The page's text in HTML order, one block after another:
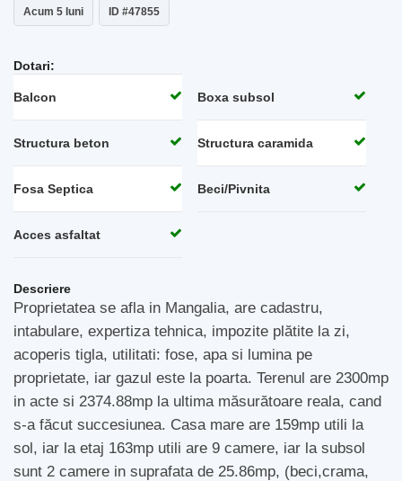
Acum 5 luni ID #47855
Dotari:
Balcon Boxa subsol
Structura beton Structura caramida
Fosa Septica Beci/Pivnita
Acces asfaltat
Descriere
Proprietatea se afla in Mangalia, are cadastru,
intabulare, expertiza tehnica, impozite plătite la zi,
acoperis tigla, utilitati: fose, apa si lumina pe
proprietate, iar gazul este la poarta. Terenul are 2300mp
in acte si 2374.88mp la ultima măsurătoare reala, cand
s-a făcut succesiunea. Casa mare are 159mp utili la
sol, iar la etaj 163mp utili are 9 camere, iar la subsol
sunt 2 camere in suprafata de 25.86mp, (beci,crama,